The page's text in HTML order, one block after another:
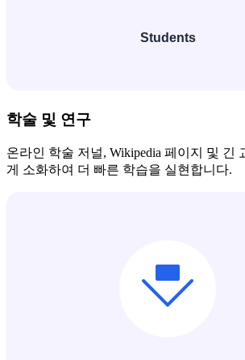
학술 및 연구
온라인 학술 저널, Wikipedia 페이지 및 긴
게 소화하여 더 빠른 학습을 실현합니다.